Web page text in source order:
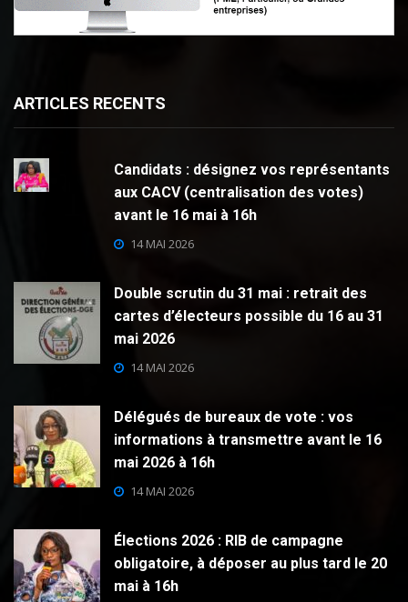
ARTICLES RECENTS
Candidats : désignez vos représentants
aux CACV (centralisation des votes)
avant le 16 mai à 16h
14 MAI 2026
Double scrutin du 31 mai : retrait des
cartes d’électeurs possible du 16 au 31
mai 2026
14 MAI 2026
Délégués de bureaux de vote : vos
informations à transmettre avant le 16
mai 2026 à 16h
14 MAI 2026
Élections 2026 : RIB de campagne
obligatoire, à déposer au plus tard le 20
mai à 16h